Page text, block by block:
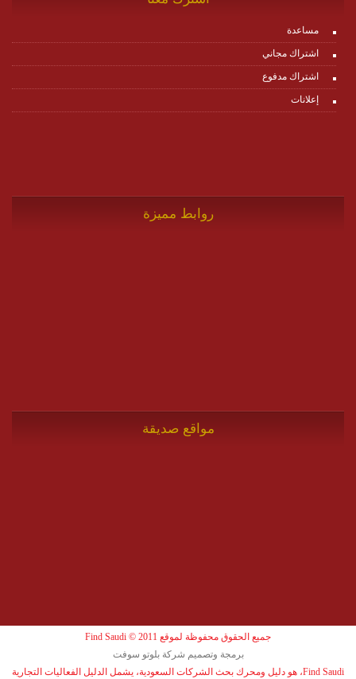
مساعدة
اشتراك مجاني
اشتراك مدفوع
إعلانات
روابط مميزة
مواقع صديقة
جميع الحقوق محفوظة لموقع Find Saudi © 2011
برمجة وتصميم شركة بلوتو سوفت
Find Saudi، هو دليل ومحرك بحث الشركات السعودية، يشمل الدليل الفعاليات التجارية